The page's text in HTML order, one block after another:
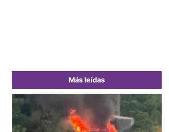
Más leídas